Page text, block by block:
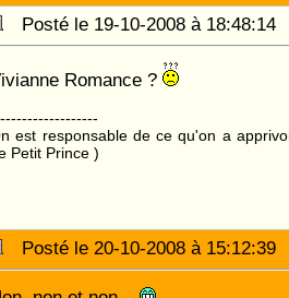
Posté le 19-10-2008 à
Romance ?
est responsable de ce qu'on a
Petit Prince )
Posté le 20-10-2008 à